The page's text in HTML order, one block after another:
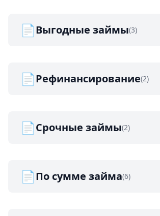
📄Выгодные займы(3)
📄Рефинансирование(2)
📄Срочные займы(2)
📄По сумме займа(6)